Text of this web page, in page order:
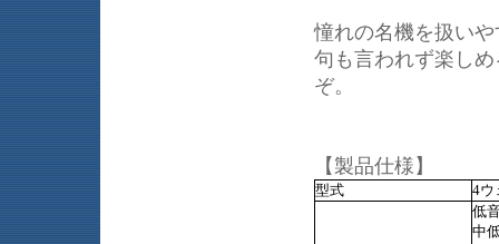
憧れの名機を扱い
句も言われず楽し
ぞ。
【製品仕様】
型式
4ウ
低
中